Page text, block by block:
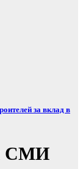
за вклад в